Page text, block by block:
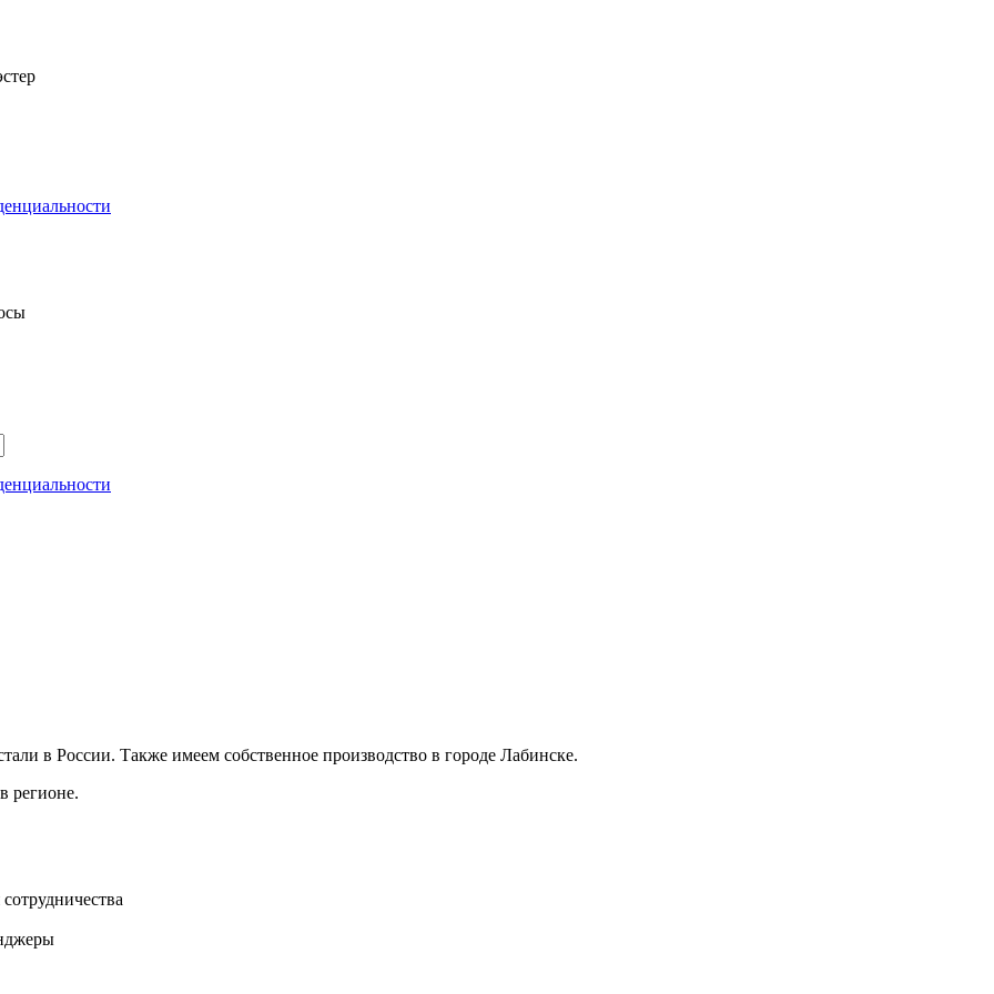
в России. Также имеем собственное производство в городе Лабинске.
регионе.